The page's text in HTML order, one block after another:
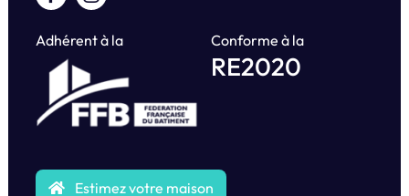
Adhérent à la Conforme à la
RE2020
Estimez votre maison